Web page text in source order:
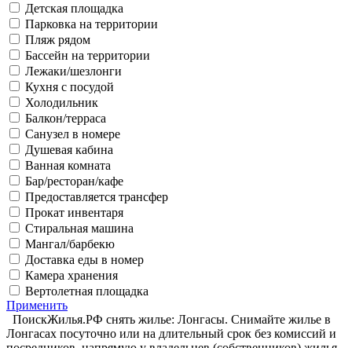
Детская площадка
Парковка на территории
Пляж рядом
Бассейн на территории
Лежаки/шезлонги
Кухня с посудой
Холодильник
Балкон/терраса
Санузел в номере
Душевая кабина
Ванная комната
Бар/ресторан/кафе
Предоставляется трансфер
Прокат инвентаря
Стиральная машина
Мангал/барбекю
Доставка еды в номер
Камера хранения
Вертолетная площадка
Применить
ПоискЖилья.РФ снять жилье: Лонгасы. Снимайте жилье в
Лонгасах посуточно или на длительный срок без комиссий и